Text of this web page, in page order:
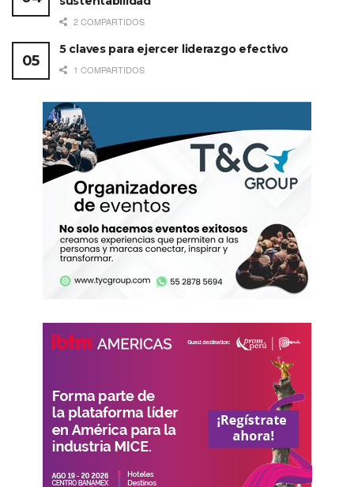
2 COMPARTIDOS
5 claves para ejercer liderazgo efectivo
1 COMPARTIDOS